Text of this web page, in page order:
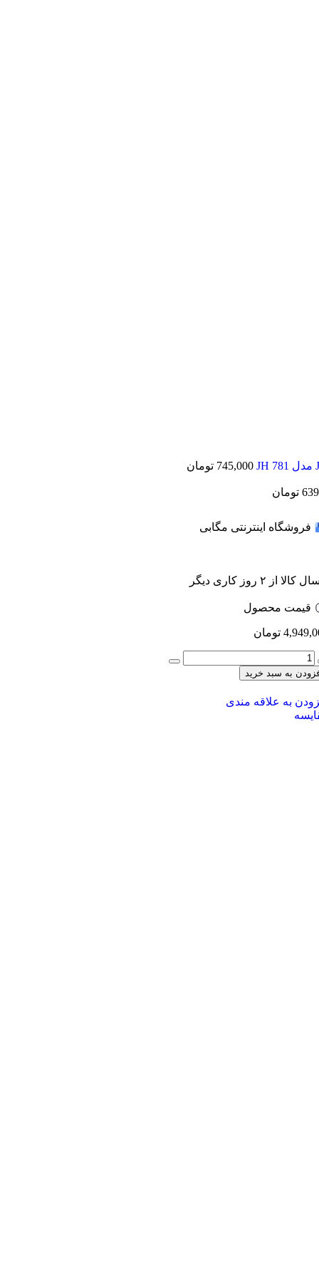
745,000 تومان
تومان
فروشگاه اینترنتی مگابی
کالا از ۲ روز کاری دیگر
قیمت محصول
تومان
به سبد خرید
به علاقه مندی